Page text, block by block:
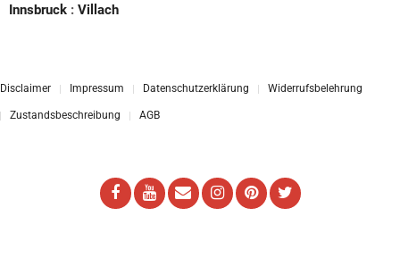
Innsbruck : Villach
Disclaimer Impressum Datenschutzerklärung Widerrufsbelehrung
Zustandsbeschreibung AGB